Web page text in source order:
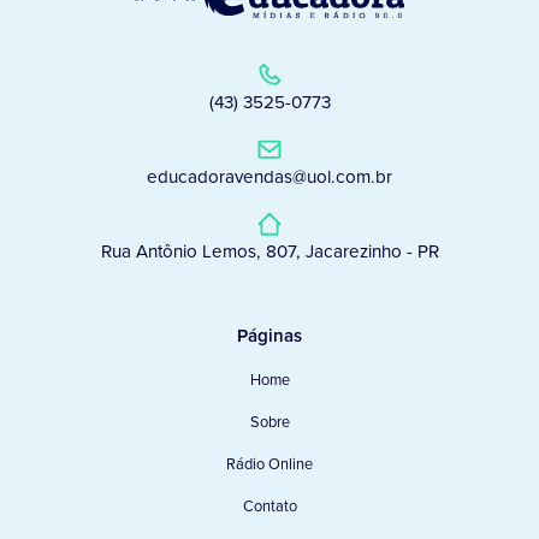
(43) 3525-0773
educadoravendas@uol.com.br
Rua Antônio Lemos, 807, Jacarezinho - PR
Páginas
Home
Sobre
Rádio Online
Contato